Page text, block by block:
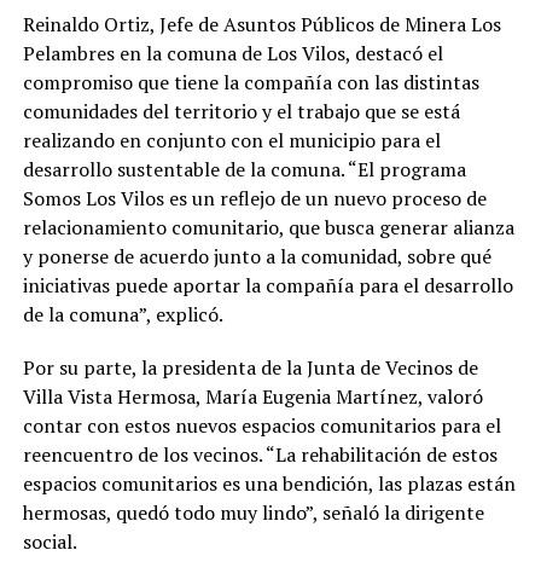
Reinaldo Ortiz, Jefe de Asuntos Públicos de Minera Los
Pelambres en la comuna de Los Vilos, destacó el
compromiso que tiene la compañía con las distintas
comunidades del territorio y el trabajo que se está
realizando en conjunto con el municipio para el
desarrollo sustentable de la comuna. “El programa
Somos Los Vilos es un reflejo de un nuevo proceso de
relacionamiento comunitario, que busca generar alianza
y ponerse de acuerdo junto a la comunidad, sobre qué
iniciativas puede aportar la compañía para el desarrollo
de la comuna”, explicó.
Por su parte, la presidenta de la Junta de Vecinos de
Villa Vista Hermosa, María Eugenia Martínez, valoró
contar con estos nuevos espacios comunitarios para el
reencuentro de los vecinos. “La rehabilitación de estos
espacios comunitarios es una bendición, las plazas están
hermosas, quedó todo muy lindo”, señaló la dirigente
social.